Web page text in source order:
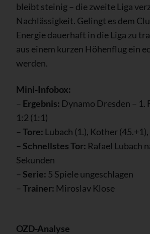
bleibt steinig – die zweite Liga
Nachlässigkeit. Gelingt es dem
Energie dauerhaft in die Liga zu
aus einem kurzen Höhenflug ein
werden.
Mini-Infobox:
– Ergebnis: Dynamo Dresden – 1.
1:2 (1:1)
–Tore: Lubach (1.), Kother
– Schnellstes Tor: Rafael Lubach
Sekunden
– Serie: 5 Spiele ungeschlagen
–Trainer: Miroslav Klose
OZD-Analyse